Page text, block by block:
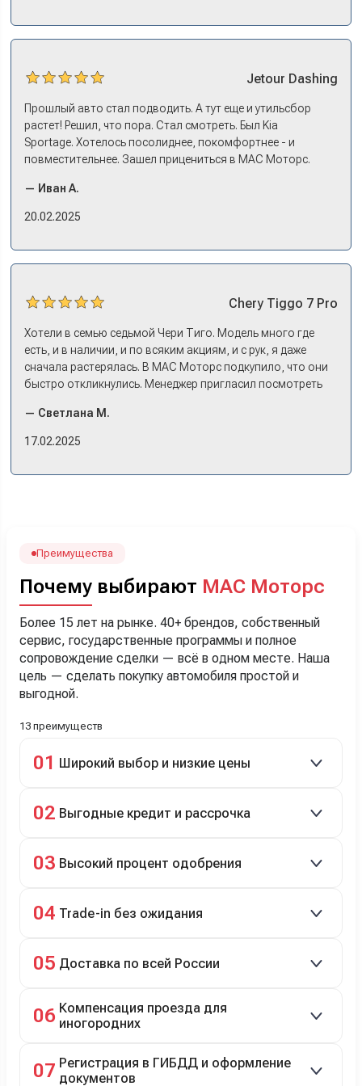
Jetour Dashing
Прошлый авто стал подводить. А тут еще и утильсбор
растет! Решил, что пора. Стал смотреть. Был Kia
Sportage. Хотелось посолиднее, покомфортнее - и
повместительнее. Зашел прицениться в МАС Моторс.
и прям мое! Даже не скажешь, что «китаец». Прям не
вылезая из него и порешали. Спортэйдж в трейд-ин
— Иван А.
20.02.2025
Chery Tiggo 7 Pro
Хотели в семью седьмой Чери Тиго. Модель много где
есть, и в наличии, и по всяким акциям, и с рук, я даже
сначала растерялась. В МАС Моторс подкупило, что они
быстро откликнулись. Менеджер пригласил посмотреть
примериться. Нам тут недалеко, пришли в салон - и в тот
же день купили машину! Неожиданно, но довольны! Все
менеджеру Сергею, профессионал своего дела!
— Светлана М.
17.02.2025
Преимущества
Почему выбирают МАС Моторс
Более 15 лет на рынке. 40+ брендов, собственный
сервис, государственные программы и полное
сопровождение сделки — всё в одном месте. Наша
цель — сделать покупку автомобиля простой и
выгодной.
13 преимуществ
01 Широкий выбор и низкие цены
подержанные авто.
02 Выгодные кредит и рассрочка
рассрочка 0% на 2 года при первом взносе 35–50%.
03 Высокий процент одобрения
04 Trade-in без ожидания
05 Доставка по всей России
06 Компенсация проезда для
иногородних
07 Регистрация в ГИБДД и оформление
документов